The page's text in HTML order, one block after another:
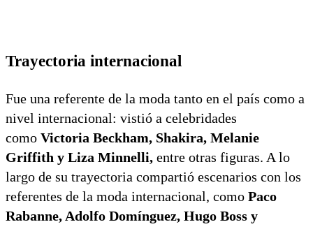
Trayectoria internacional
Fue una referente de la moda tanto en el país como a
nivel internacional: vistió a celebridades
como Victoria Beckham, Shakira, Melanie
Griffith y Liza Minnelli, entre otras figuras. A lo
largo de su trayectoria compartió escenarios con los
referentes de la moda internacional, como Paco
Rabanne, Adolfo Domínguez, Hugo Boss y